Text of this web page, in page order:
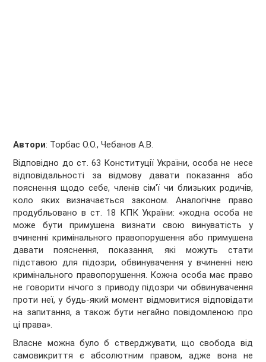
Автори: Торбас О.О., Чебанов А.В.
Відповідно до ст. 63 Конституції України, особа не несе
відповідальності за відмову давати показання або
пояснення щодо себе, членів сім'ї чи близьких родичів,
коло яких визначається законом. Аналогічне право
продубльовано в ст. 18 КПК України: «жодна особа не
може бути примушена визнати свою винуватість у
вчиненні кримінального правопорушення або примушена
давати пояснення, показання, які можуть стати
підставою для підозри, обвинувачення у вчиненні нею
кримінального правопорушення. Кожна особа має право
не говорити нічого з приводу підозри чи обвинувачення
проти неї, у будь-який момент відмовитися відповідати
на запитання, а також бути негайно повідомленою про
ці права».
Власне можна було б стверджувати, що свобода від
самовикриття є абсолютним правом, адже вона не